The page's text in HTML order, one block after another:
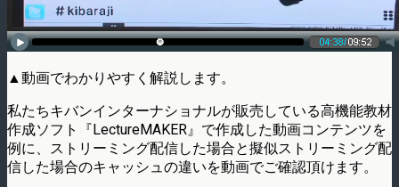
▲動画でわかりやすく解説します。
私たちキバンインターナショナルが販売している高機能教材
作成ソフト『LectureMAKER』で作成した動画コンテンツを
例に、ストリーミング配信した場合と擬似ストリーミング配
信した場合のキャッシュの違いを動画でご確認頂けます。